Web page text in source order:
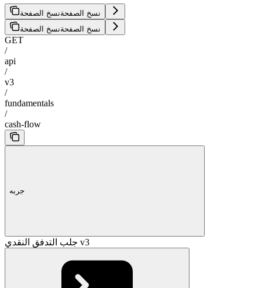
نسخ الصفحةنسخ الصفحة
نسخ الصفحةنسخ الصفحة
GET
/
api
/
v3
/
fundamentals
/
cash-flow
جربه
جلب التدفق النقدي v3